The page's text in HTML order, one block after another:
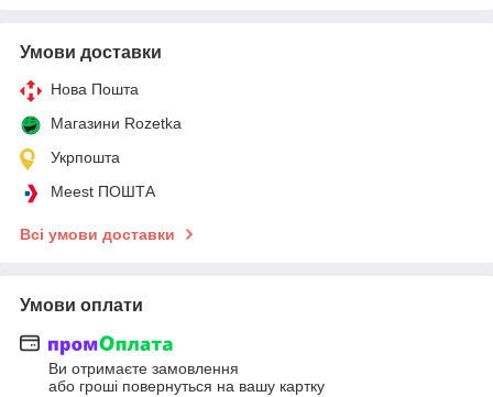
Умови доставки
Нова Пошта
Магазини Rozetka
Укрпошта
Meest ПОШТА
Всі умови доставки
Умови оплати
Ви отримаєте замовлення
або гроші повернуться на вашу картку